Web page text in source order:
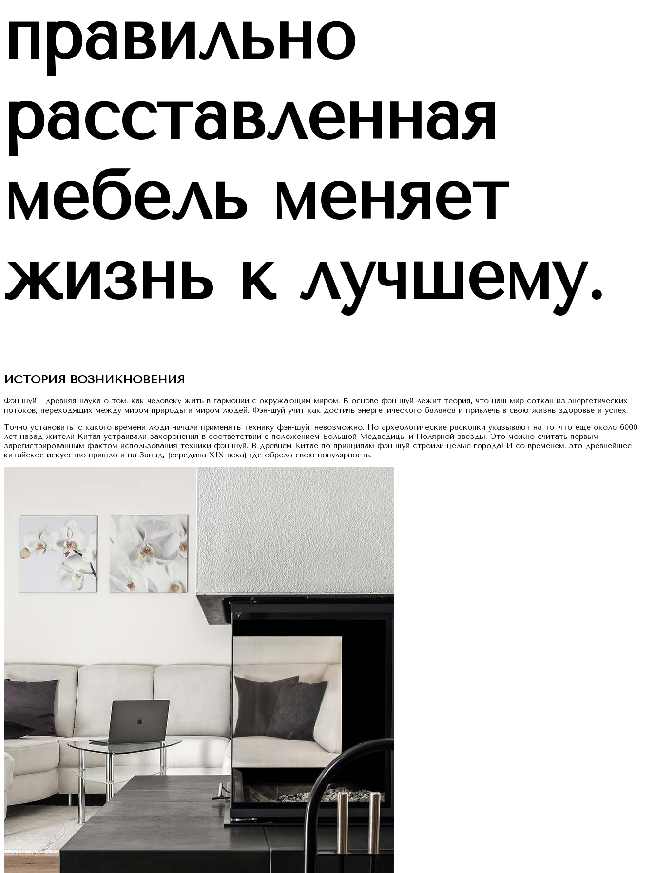
правильно
расставленная
мебель меняет
жизнь к лучшему.
ИСТОРИЯ ВОЗНИКНОВЕНИЯ
Фэн-шуй - древняя наука о том, как человеку жить в гармонии с окружающим миром. В основе фэн-шуй лежит теория, что наш мир соткан из энергетических
потоков, переходящих между миром природы и миром людей. Фэн-шуй учит как достичь энергетического баланса и привлечь в свою жизнь здоровье и успех.
Точно установить, с какого времени люди начали применять технику фэн-шуй, невозможно. Но археологические раскопки указывают на то, что еще около 6000
лет назад жители Китая устраивали захоронения в соответствии с положением Большой Медведицы и Полярной звезды. Это можно считать первым
зарегистрированным фактом использования техники фэн-шуй. В древнем Китае по принципам фэн-шуй строили целые города! И со временем, это древнейшее
китайское искусство пришло и на Запад, (середина XIX века) где обрело свою популярность.